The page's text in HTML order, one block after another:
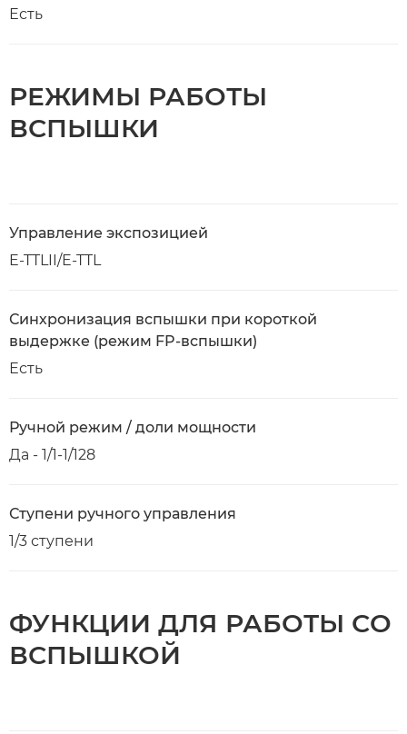
Есть
РЕЖИМЫ РАБОТЫ
ВСПЫШКИ
Управление экспозицией
E-TTLII/E-TTL
Синхронизация вспышки при короткой
выдержке (режим FP-вспышки)
Есть
Ручной режим / доли мощности
Да - 1/1-1/128
Ступени ручного управления
1/3 ступени
ФУНКЦИИ ДЛЯ РАБОТЫ СО
ВСПЫШКОЙ